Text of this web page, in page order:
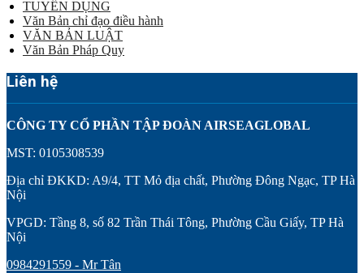
TUYỂN DỤNG
Văn Bản chỉ đạo điều hành
VĂN BẢN LUẬT
Văn Bản Pháp Quy
Liên hệ
CÔNG TY CỔ PHẦN TẬP ĐOÀN AIRSEAGLOBAL
MST: 0105308539
Địa chỉ ĐKKD: A9/4, TT Mỏ địa chất, Phường Đông Ngạc, TP Hà
Nội
VPGD: Tầng 8, số 82 Trần Thái Tông, Phường Cầu Giấy, TP Hà
Nội
0984291559 - Mr Tân